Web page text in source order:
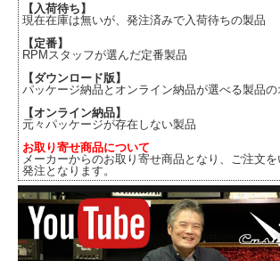
【入荷待ち】
現在在庫は無いが、発注済みで入荷待ちの製品
【定番】
RPMスタッフが選んだ定番製品
【ダウンロード版】
パッケージ納品とオンライン納品が選べる製品
【オンライン納品】
元々パッケージが存在しない製品
お取り寄せ商品について
メーカーからのお取り寄せ商品となり、ご注文
発注となります。